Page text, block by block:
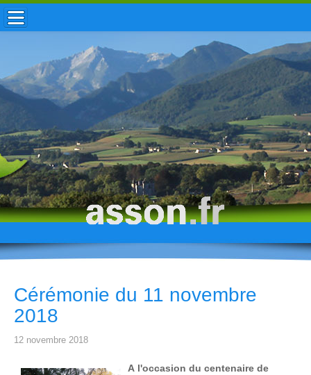
ACCUEIL / INFOS
MUNICIPALITÉ
VIE LOCALE
ENFANCE
TOURISME
HISTOIRE
Cérémonie du 11 novembre
2018
12 novembre 2018
A l'occasion du centenaire de